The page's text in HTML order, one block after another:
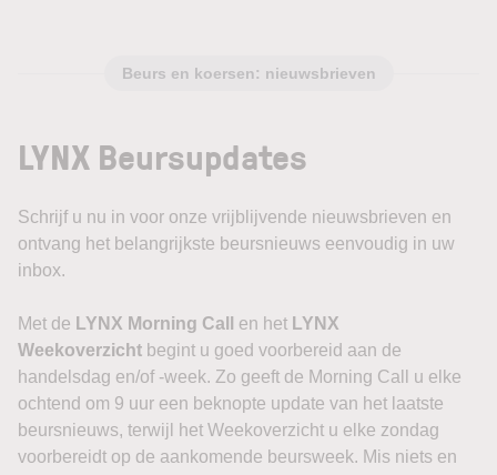
Beurs en koersen: nieuwsbrieven
LYNX Beursupdates
Schrijf u nu in voor onze vrijblijvende nieuwsbrieven en
ontvang het belangrijkste beursnieuws eenvoudig in uw
inbox.
Met de LYNX Morning Call en het LYNX
Weekoverzicht begint u goed voorbereid aan de
handelsdag en/of -week. Zo geeft de Morning Call u elke
ochtend om 9 uur een beknopte update van het laatste
beursnieuws, terwijl het Weekoverzicht u elke zondag
voorbereidt op de aankomende beursweek. Mis niets en